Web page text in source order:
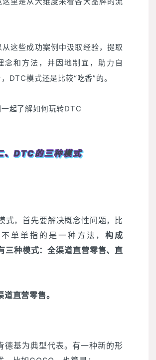
这些成功案例中汲取经验，提取
念和方法，并因地制宜，助力自
DTC模式还是比较“吃香”的。
起了解如何玩转DTC
、DTC的三种模式
式，首先要解决概念性问题，比
单单指的是一种方法，构成
三种模式：全渠道直营零售、直
直营零售。
德基为典型代表。有一种新的形